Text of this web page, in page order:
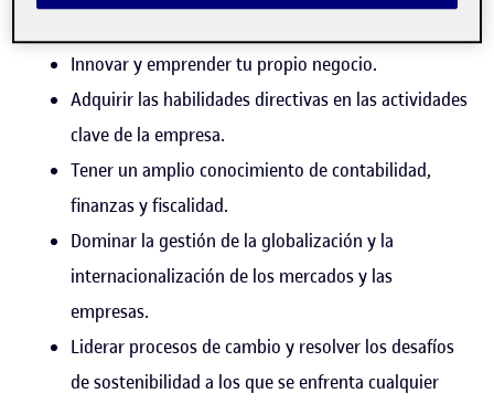
Innovar y emprender tu propio negocio.
Adquirir las habilidades directivas en las actividades
clave de la empresa.
Tener un amplio conocimiento de contabilidad,
finanzas y fiscalidad.
Dominar la gestión de la globalización y la
internacionalización de los mercados y las
empresas.
Liderar procesos de cambio y resolver los desafíos
de sostenibilidad a los que se enfrenta cualquier